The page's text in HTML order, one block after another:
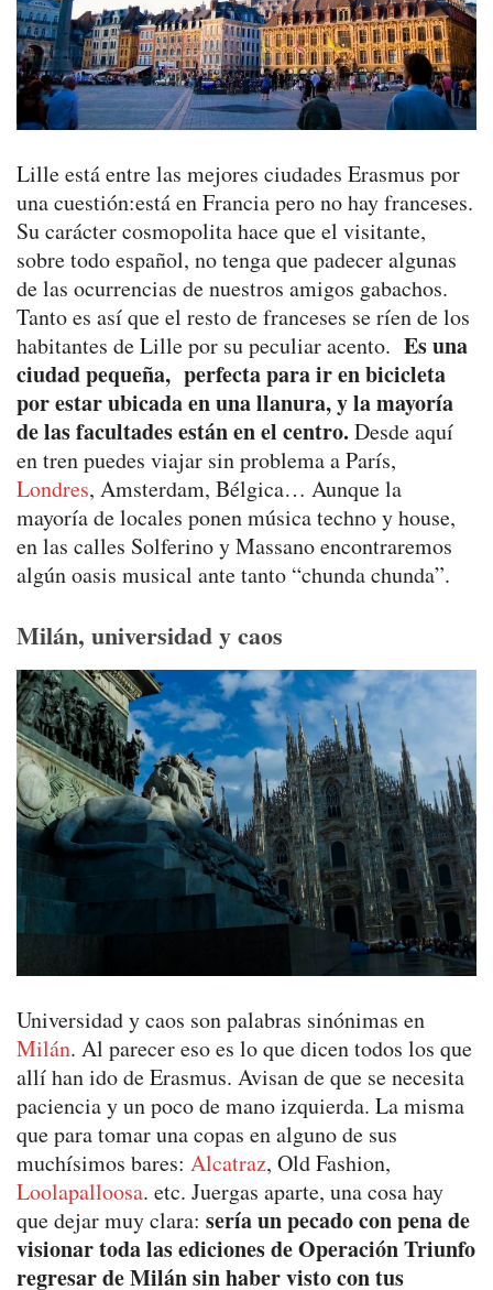
Lille está entre las mejores ciudades Erasmus por
una cuestión:está en Francia pero no hay franceses.
Su carácter cosmopolita hace que el visitante,
sobre todo español, no tenga que padecer algunas
de las ocurrencias de nuestros amigos gabachos.
Tanto es así que el resto de franceses se ríen de los
habitantes de Lille por su peculiar acento. Es una
ciudad pequeña, perfecta para ir en bicicleta
por estar ubicada en una llanura, y la mayoría
de las facultades están en el centro. Desde aquí
en tren puedes viajar sin problema a París,
Londres, Amsterdam, Bélgica… Aunque la
mayoría de locales ponen música techno y house,
en las calles Solferino y Massano encontraremos
algún oasis musical ante tanto “chunda chunda”.
Milán, universidad y caos
Universidad y caos son palabras sinónimas en
Milán. Al parecer eso es lo que dicen todos los que
allí han ido de Erasmus. Avisan de que se necesita
paciencia y un poco de mano izquierda. La misma
que para tomar una copas en alguno de sus
muchísimos bares: Alcatraz, Old Fashion,
Loolapalloosa. etc. Juergas aparte, una cosa hay
que dejar muy clara: sería un pecado con pena de
visionar toda las ediciones de Operación Triunfo
regresar de Milán sin haber visto con tus